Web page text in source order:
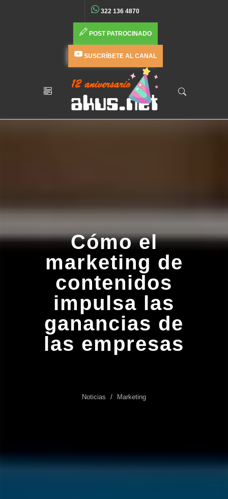
322 136 4870
POST PATROCINADO
SUSCRÍBETE AL CANAL
Cómo el
marketing de
contenidos
impulsa las
ganancias de
las empresas
Noticias Marketing